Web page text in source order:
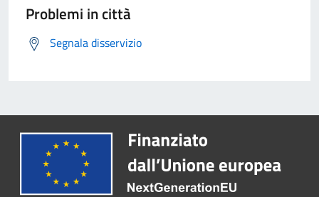
Problemi in città
Segnala disservizio